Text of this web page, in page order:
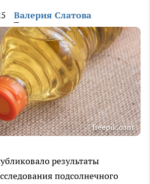
Валерия Слатова
freepik.com
результаты
подсолнечного